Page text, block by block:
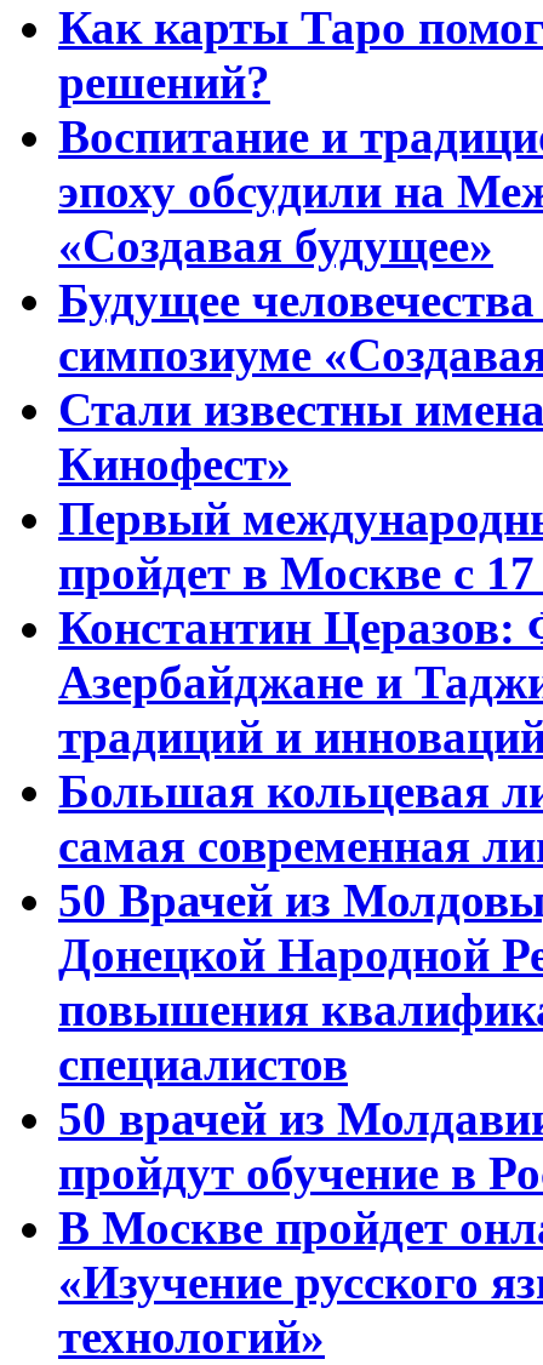
Как карты Таро
решений?
Воспитание и
эпоху обсудили на
«Создавая будущее»
Будущее
симпозиуме
Стали известны
Кинофест»
Первый
пройдет в Москве с
Константин Церазов:
Азербайджане и
традиций и
Большая кольцевая
самая современная
50 Врачей из
Донецкой Народной
повышения
специалистов
50 врачей из
пройдут обучение в
В Москве пройдет
«Изучение русского
технологий»